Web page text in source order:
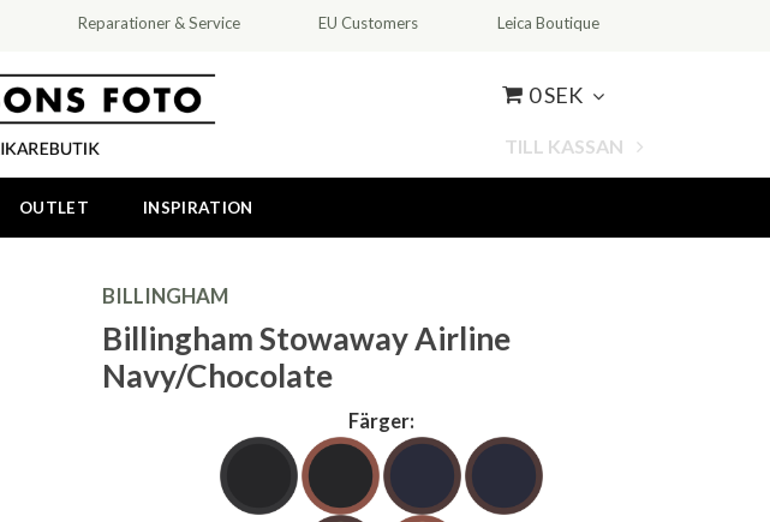
Reparationer & Service EU Customers Leica Boutique
0 SEK
TILL KASSAN
OUTLET INSPIRATION
BILLINGHAM
Billingham Stowaway Airline
Navy/Chocolate
Färger: